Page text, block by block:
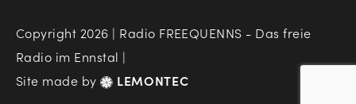
Copyright 2026 | Radio FREEQUENNS - Das freie
Radio im Ennstal |
Site made by
LEMONTEC